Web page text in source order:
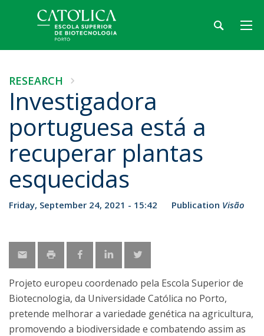
RESEARCH
Investigadora
portuguesa está a
recuperar plantas
esquecidas
Friday, September 24, 2021 - 15:42 Publication Visão
Projeto europeu coordenado pela Escola Superior de
Biotecnologia, da Universidade Católica no Porto,
pretende melhorar a variedade genética na agricultura,
promovendo a biodiversidade e combatendo assim as